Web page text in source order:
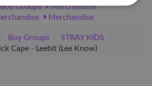
Groups
Merchandise
Merchandise
/ Boy Groups / STRAY KIDS
/
Cape - Leebit (Lee Know)